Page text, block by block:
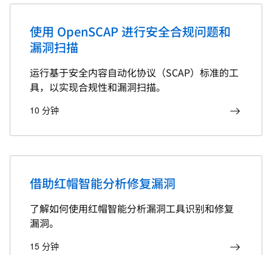
使用 OpenSCAP 进行安全合规问题和
漏洞扫描
运行基于安全内容自动化协议（SCAP）标准的工
具，以实现合规性和漏洞扫描。
10 分钟
借助红帽智能分析修复漏洞
了解如何使用红帽智能分析漏洞工具识别和修复
漏洞。
15 分钟